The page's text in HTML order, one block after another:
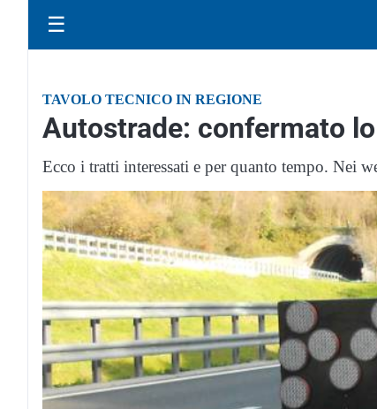
☰
TAVOLO TECNICO IN REGIONE
Autostrade: confermato
Ecco i tratti interessati e per quanto tempo. Nei